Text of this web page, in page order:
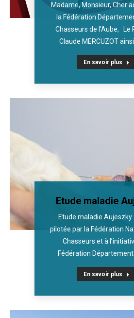
Madame, Monsieur, Cher
la Fédération
Chasseurs de l’Aube, Le
Claude MERCUZOT ainsi
En savoir plus
Etude maladie
Etude maladie Aujeszky
pilotée par la Fédération
Chasseurs et à
Fédération
En savoir plus